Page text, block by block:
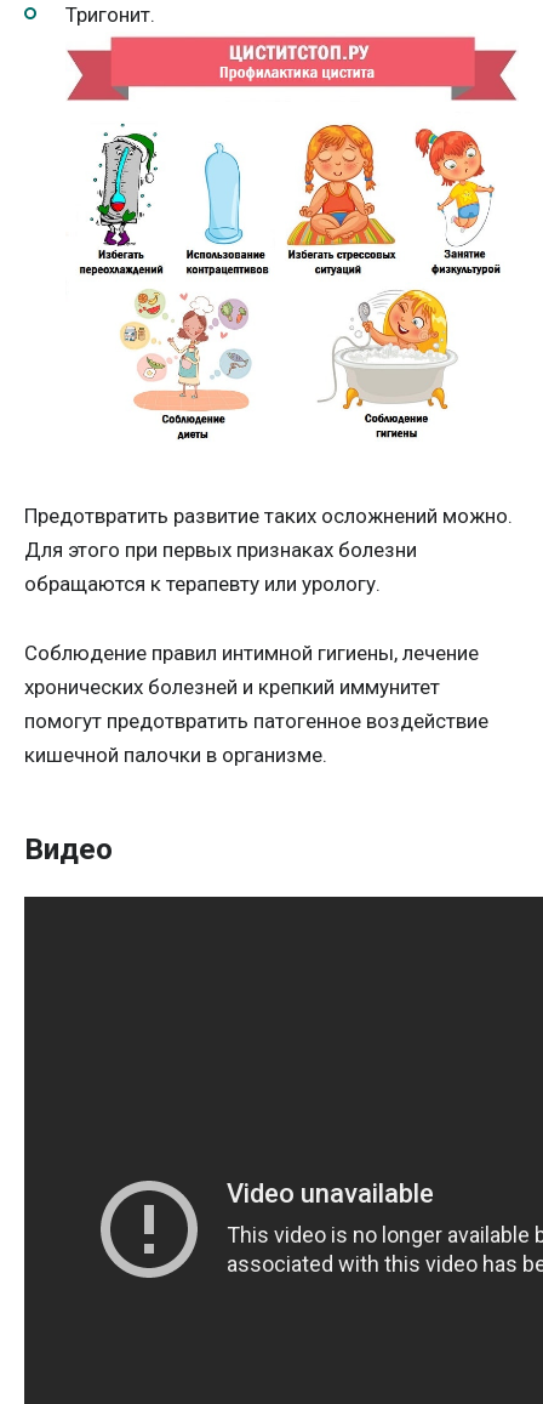
Тригонит.
Предотвратить развитие таких осложнений можно.
Для этого при первых признаках болезни
обращаются к терапевту или урологу.
Соблюдение правил интимной гигиены, лечение
хронических болезней и крепкий иммунитет
помогут предотвратить патогенное воздействие
кишечной палочки в организме.
Видео